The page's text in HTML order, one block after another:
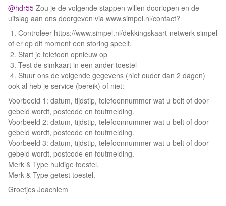
@hdr55 Zou je de volgende stappen willen doorlopen en de
uitslag aan ons doorgeven via www.simpel.nl/contact?
1. Controleer https://www.simpel.nl/dekkingskaart-netwerk-simpel
of er op dit moment een storing speelt.
2. Start je telefoon opnieuw op
3. Test de simkaart in een ander toestel
4. Stuur ons de volgende gegevens (niet ouder dan 2 dagen)
ook al heb je service (bereik) of niet:
Voorbeeld 1: datum, tijdstip, telefoonnummer wat u belt of door
gebeld wordt, postcode en foutmelding.
Voorbeeld 2: datum, tijdstip, telefoonnummer wat u belt of door
gebeld wordt, postcode en foutmelding.
Voorbeeld 3: datum, tijdstip, telefoonnummer wat u belt of door
gebeld wordt, postcode en foutmelding.
Merk & Type huidige toestel.
Merk & Type getest toestel.
Groetjes Joachiem